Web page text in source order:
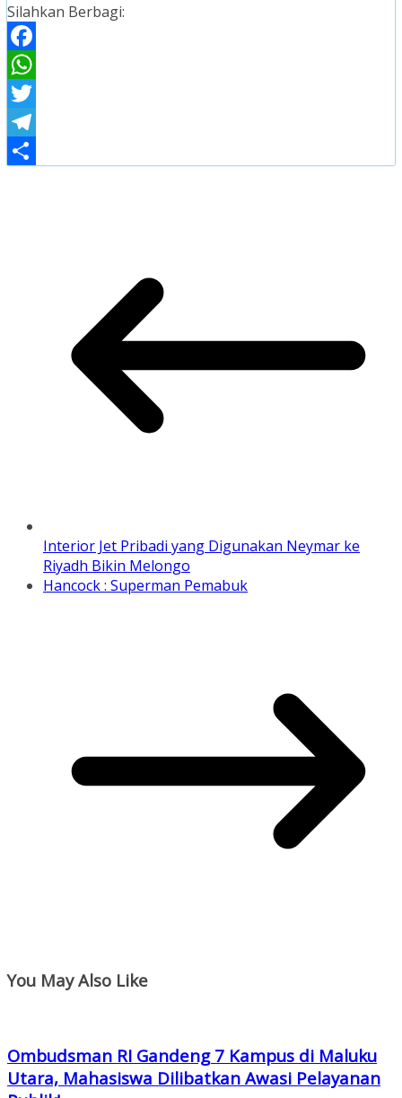
Silahkan Berbagi:
Facebook
WhatsApp
Twitter
Telegram
Interior Jet Pribadi yang Digunakan Neymar ke
Riyadh Bikin Melongo
Hancock : Superman Pemabuk
You May Also Like
Ombudsman RI Gandeng 7 Kampus di Maluku
Utara, Mahasiswa Dilibatkan Awasi Pelayanan